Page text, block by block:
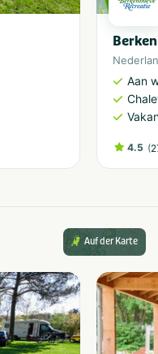
Aan
4.5 (
Auf der Karte